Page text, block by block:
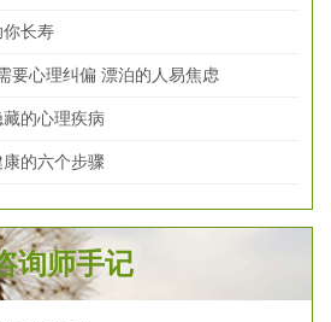
长寿
要心理纠偏 漂泊的人易焦虑
的心理疾病
的六个步骤
询师手记